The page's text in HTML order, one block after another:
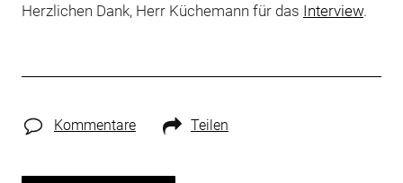
Herzlichen Dank, Herr Küchemann für das Interview.
Kommentare Teilen